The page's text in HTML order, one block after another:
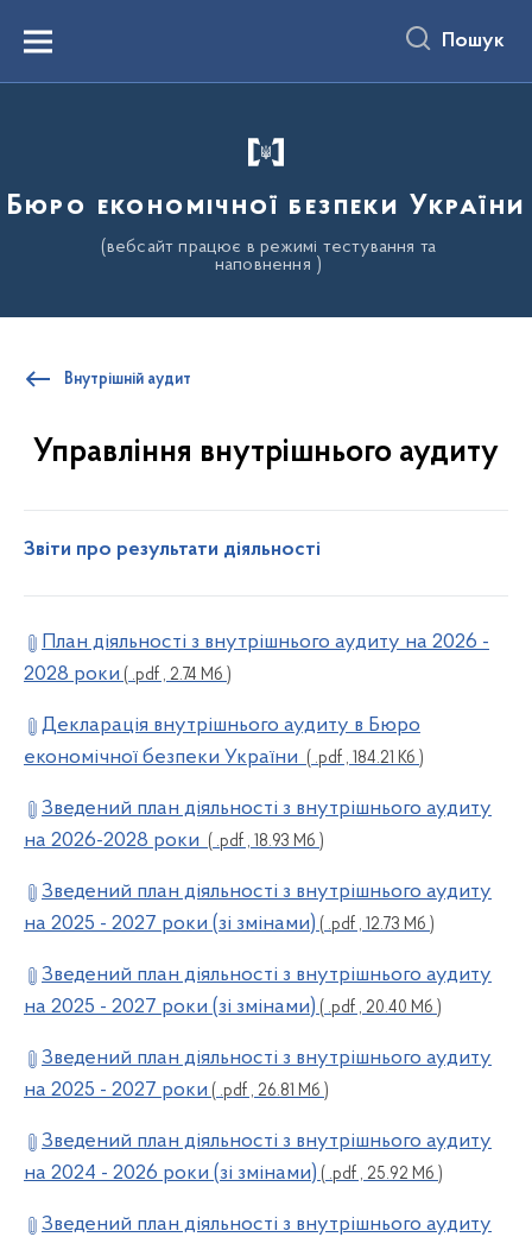
вмістуMenu Пошук
Бюро економічної безпеки України
(вебсайт працює в режимі тестування та
наповнення )
Внутрішній аудит
Управління внутрішнього аудиту
Звіти про результати діяльності
План діяльності з внутрішнього аудиту на 2026 -
2028 роки ( .pdf , 2.74 Мб )
Декларація внутрішнього аудиту в Бюро
економічної безпеки України ( .pdf , 184.21 Кб )
Зведений план діяльності з внутрішнього аудиту
на 2026-2028 роки ( .pdf , 18.93 Мб )
Зведений план діяльності з внутрішнього аудиту
на 2025 - 2027 роки (зі змінами) ( .pdf , 12.73 Мб )
Зведений план діяльності з внутрішнього аудиту
на 2025 - 2027 роки (зі змінами) ( .pdf , 20.40 Мб )
Зведений план діяльності з внутрішнього аудиту
на 2025 - 2027 роки ( .pdf , 26.81 Мб )
Зведений план діяльності з внутрішнього аудиту
на 2024 - 2026 роки (зі змінами) ( .pdf , 25.92 Мб )
Зведений план діяльності з внутрішнього аудиту